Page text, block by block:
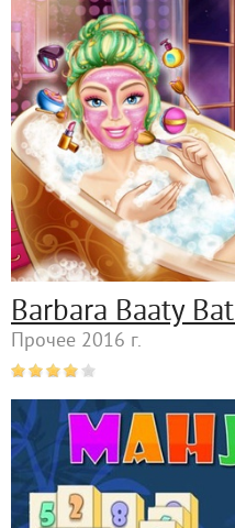
Barbara Baaty
Прочее 2016 г.